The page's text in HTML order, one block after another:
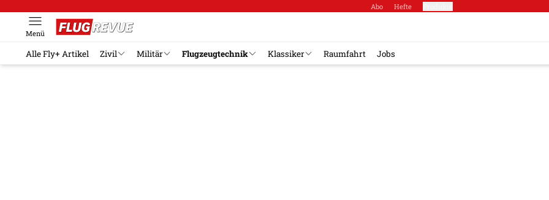
Abo Hefte
Menü
Alle Fly+ Artikel Zivil Militär Flugzeugtechnik Klassiker Raumfahrt Jobs